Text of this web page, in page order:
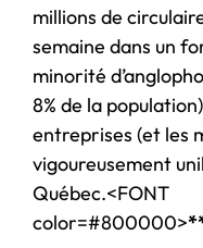
millions de
semaine dans un
minorité
8% de la
entreprises (et les
vigoureusement
Québec.<FONT
color=#800000>